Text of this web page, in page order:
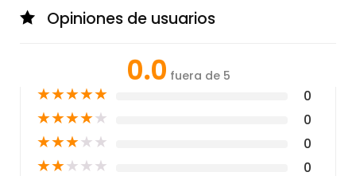
Opiniones de usuarios
0.0 fuera de 5
★★★★★ 0
★★★★★ 0
★★★★★ 0
★★★★★ 0